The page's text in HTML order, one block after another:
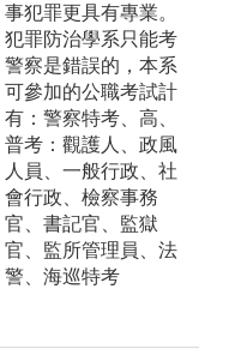
事犯罪更具有專業。
犯罪防治學系只能考
警察是錯誤的，本系
可參加的公職考試計
有：警察特考、高、
普考：觀護人、政風
人員、一般行政、社
會行政、檢察事務
官、書記官、監獄
官、監所管理員、法
警、海巡特考